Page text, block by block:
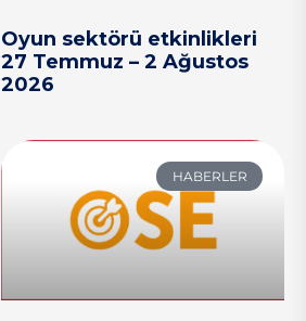
Oyun sektörü etkinlikleri
27 Temmuz – 2 Ağustos
2026
HABERLER